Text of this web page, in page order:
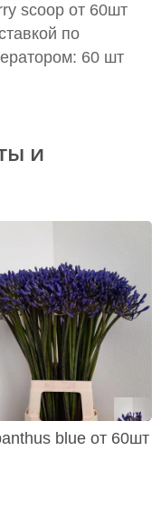
scoop от 60шт
по
60 шт
и
blue от 60шт